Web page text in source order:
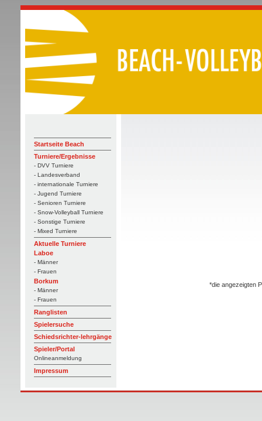
Startseite Beach
Turniere/Ergebnisse
- DVV Turniere
- Landesverband
- internationale Turniere
- Jugend Turniere
- Senioren Turniere
- Snow-Volleyball Turniere
- Sonstige Turniere
- Mixed Turniere
Aktuelle Turniere
Laboe
- Männer
- Frauen
Borkum
- Männer
- Frauen
Ranglisten
Spielersuche
Schiedsrichter-lehrgänge
Spieler/Portal
Onlineanmeldung
Impressum
*die angezeigten